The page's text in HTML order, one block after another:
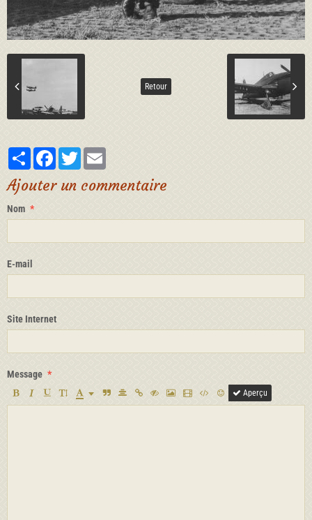
Retour
PartagerFacebookTwitter
Ajouter un commentaire
Nom
E-mail
Site Internet
Message
Aperçu